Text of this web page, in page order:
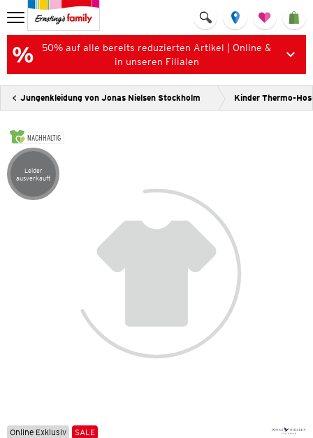
50% auf alle bereits reduzierten Artikel | Online &
in unseren Filialen
Jungenkleidung von Jonas Nielsen Stockholm Kinder Thermo-
NACHHALTIG
Artikel leider ausverkauft
Leider
ausverkauft
Online Exklusiv SALE